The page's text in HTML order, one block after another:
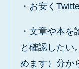
・お安く
・文章や本
と確認したい
めます）分か